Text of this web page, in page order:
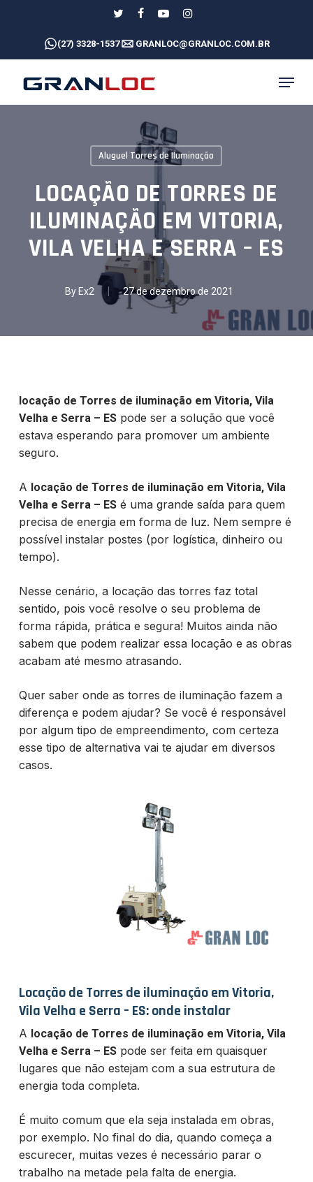
content
twitterfacebookyoutubeinstagram
(27) 3328-1537 GRANLOC@GRANLOC.COM.BR
Aluguel Torres de Iluminação
LOCAÇÃO DE TORRES DE
ILUMINAÇÃO EM VITORIA,
VILA VELHA E SERRA – ES
By Ex2 27 de dezembro de 2021
locação de Torres de iluminação em Vitoria, Vila
Velha e Serra – ESpode ser a solução que você
estava esperando para promover um ambiente
seguro.
A locação de Torres de iluminação em Vitoria, Vila
Velha e Serra – ESé uma grande saída para quem
precisa de energia em forma de luz. Nem sempre é
possível instalar postes (por logística, dinheiro ou
tempo).
Nesse cenário, a locação das torres faz total
sentido, pois você resolve o seu problema de
forma rápida, prática e segura! Muitos ainda não
sabem que podem realizar essa locação e as obras
acabam até mesmo atrasando.
Quer saber onde as torres de iluminação fazem a
diferença e podem ajudar? Se você é responsável
por algum tipo de empreendimento, com certeza
esse tipo de alternativa vai te ajudar em diversos
casos.
Locação de Torres de iluminação em Vitoria,
Vila Velha e Serra – ES: onde instalar
A locação de Torres de iluminação em Vitoria, Vila
Velha e Serra – ESpode ser feita em quaisquer
lugares que não estejam com a sua estrutura de
energia toda completa.
É muito comum que ela seja instalada em obras,
por exemplo. No final do dia, quando começa a
escurecer, muitas vezes é necessário parar o
trabalho na metade pela falta de energia.